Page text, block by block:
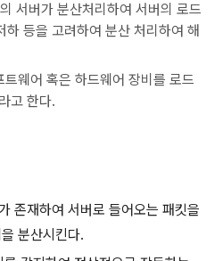
서버가 분산처리하여 서버의 로드
하 등을 고려하여 분산 처리하여 해
웨어 혹은 하드웨어 장비를 로드
고 한다.
존재하여 서버로 들어오는 패킷을
분산시킨다.